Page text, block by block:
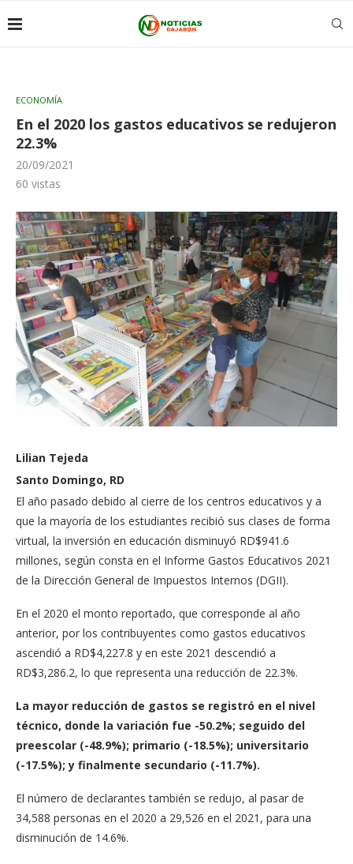
ECONOMÍA
En el 2020 los gastos educativos se redujeron
22.3%
20/09/2021
60 vistas
Lilian Tejeda
Santo Domingo, RD
El año pasado debido al cierre de los centros educativos y a
que la mayoría de los estudiantes recibió sus clases de forma
virtual, la inversión en educación disminuyó RD$941.6
millones, según consta en el Informe Gastos Educativos 2021
de la Dirección General de Impuestos Internos (DGII).
En el 2020 el monto reportado, que corresponde al año
anterior, por los contribuyentes como gastos educativos
ascendió a RD$4,227.8 y en este 2021 descendió a
RD$3,286.2, lo que representa una reducción de 22.3%.
La mayor reducción de gastos se registró en el nivel
técnico, donde la variación fue -50.2%; seguido del
preescolar (-48.9%); primario (-18.5%); universitario
(-17.5%); y finalmente secundario (-11.7%).
El número de declarantes también se redujo, al pasar de
34,588 personas en el 2020 a 29,526 en el 2021, para una
disminución de 14.6%.